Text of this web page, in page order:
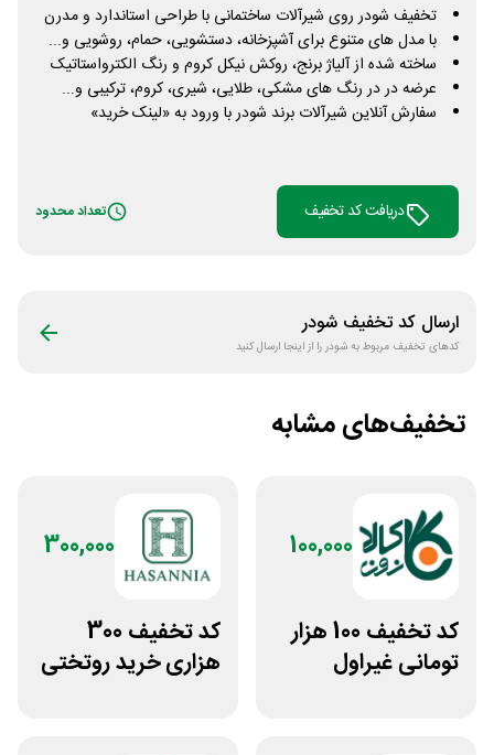
تخفیف شودر روی شیرآلات ساختمانی با طراحی استاندارد و مدرن
با مدل های متنوع برای آشپزخانه، دستشویی، حمام، روشویی و...
ساخته شده از آلیاژ برنج، روکش نیکل کروم و رنگ الکترواستاتیک
عرضه در در رنگ های مشکی، طلایی، شیری، کروم، ترکیبی و...
سفارش آنلاین شیرآلات برند شودر با ورود به «لینک خرید»
دریافت کد تخفیف تعداد محدود
ارسال کد تخفیف شودر
کدهای تخفیف مربوط بهشودررا از اینجا ارسال کنید
تخفیف‌های مشابه
100,000
کد تخفیف 100 هزار
تومانی غیراول
300,000
کد تخفیف 300
هزاری خرید روتختی